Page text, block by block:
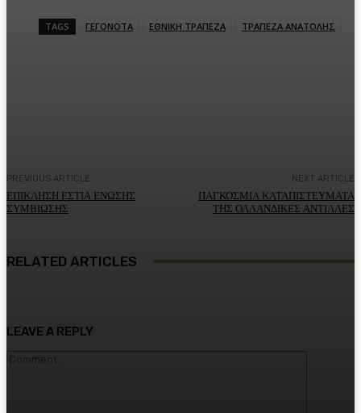
TAGS ΓΕΓΟΝΟΤΑ ΕΘΝΙΚΗ ΤΡΑΠΕΖΑ ΤΡΑΠΕΖΑ ΑΝΑΤΟΛΗΣ
PREVIOUS ARTICLE
ΕΠΙΚΛΗΣΗ ΕΣΤΙΑ ΕΝΩΣΗΣ
ΣΥΜΒΙΩΣΗΣ
NEXT ARTICLE
ΠΑΓΚΟΣΜΙΑ ΚΑΤΑΠΙΣΤΕΥΜΑΤΑ
ΤΗΣ ΟΛΛΑΝΔΙΚΕΣ ΑΝΤΙΛΛΕΣ
RELATED ARTICLES
LEAVE A REPLY